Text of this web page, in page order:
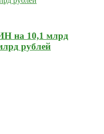
на 10,1 млрд
рублей